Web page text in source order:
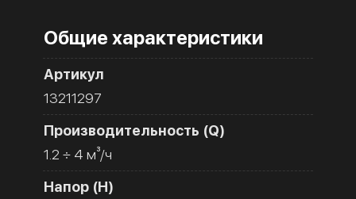
Общие характеристики
Артикул
13211297
Производительность (Q)
1.2 ÷ 4 м³/ч
Напор (H)